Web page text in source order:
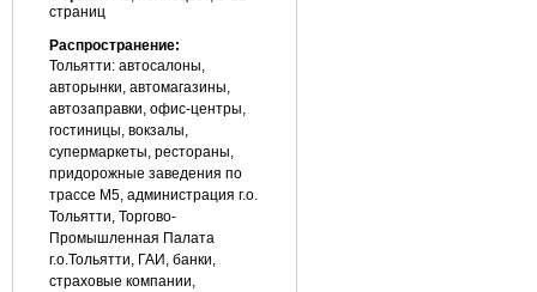
страниц
Распространение:
Тольятти: автосалоны,
авторынки, автомагазины,
автозаправки, офис-центры,
гостиницы, вокзалы,
супермаркеты, рестораны,
придорожные заведения по
трассе М5, администрация г.о.
Тольятти, Торгово-
Промышленная Палата
г.о.Тольятти, ГАИ, банки,
страховые компании,